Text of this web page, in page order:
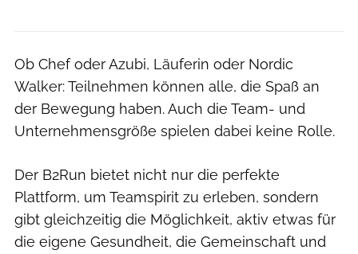
Ob Chef oder Azubi, Läuferin oder Nordic
Walker: Teilnehmen können alle, die Spaß an
der Bewegung haben. Auch die Team- und
Unternehmensgröße spielen dabei keine Rolle.
Der B2Run bietet nicht nur die perfekte
Plattform, um Teamspirit zu erleben, sondern
gibt gleichzeitig die Möglichkeit, aktiv etwas für
die eigene Gesundheit, die Gemeinschaft und